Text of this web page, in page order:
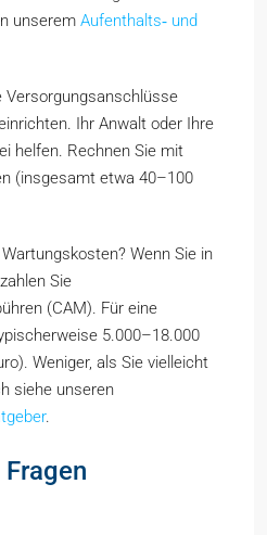
unserem Aufenthalts‑ und
Versorgungsanschlüsse
Ihr Anwalt oder Ihre
helfen. Rechnen Sie mit
(insgesamt etwa 40–100
Wenn Sie in
Sie
(CAM). Für eine
5.000–18.000
Weniger, als Sie vielleicht
siehe unseren
.